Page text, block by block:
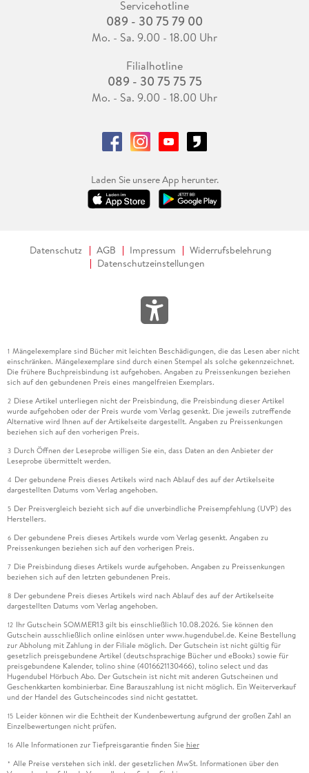
Servicehotline
089 - 30 75 79 00
Mo. - Sa. 9.00 - 18.00 Uhr
Filialhotline
089 - 30 75 75 75
Mo. - Sa. 9.00 - 18.00 Uhr
Laden Sie unsere App herunter.
Datenschutz AGB Impressum
Widerrufsbelehrung
Datenschutzeinstellungen
1 Mängelexemplare sind Bücher mit leichten Beschädigungen, die das Lesen aber nicht
einschränken. Mängelexemplare sind durch einen Stempel als solche gekennzeichnet.
Die frühere Buchpreisbindung ist aufgehoben. Angaben zu Preissenkungen beziehen
sich auf den gebundenen Preis eines mangelfreien Exemplars.
2 Diese Artikel unterliegen nicht der Preisbindung, die Preisbindung dieser Artikel
wurde aufgehoben oder der Preis wurde vom Verlag gesenkt. Die jeweils zutreffende
Alternative wird Ihnen auf der Artikelseite dargestellt. Angaben zu Preissenkungen
beziehen sich auf den vorherigen Preis.
3 Durch Öffnen der Leseprobe willigen Sie ein, dass Daten an den Anbieter der
Leseprobe übermittelt werden.
4 Der gebundene Preis dieses Artikels wird nach Ablauf des auf der Artikelseite
dargestellten Datums vom Verlag angehoben.
5 Der Preisvergleich bezieht sich auf die unverbindliche Preisempfehlung (UVP) des
Herstellers.
6 Der gebundene Preis dieses Artikels wurde vom Verlag gesenkt. Angaben zu
Preissenkungen beziehen sich auf den vorherigen Preis.
7 Die Preisbindung dieses Artikels wurde aufgehoben. Angaben zu Preissenkungen
beziehen sich auf den letzten gebundenen Preis.
8 Der gebundene Preis dieses Artikels wird nach Ablauf des auf der Artikelseite
dargestellten Datums vom Verlag angehoben.
12 Ihr Gutschein SOMMER13 gilt bis einschließlich 10.08.2026. Sie können den
Gutschein ausschließlich online einlösen unter www.hugendubel.de. Keine Bestellung
zur Abholung mit Zahlung in der Filiale möglich. Der Gutschein ist nicht gültig für
gesetzlich preisgebundene Artikel (deutschsprachige Bücher und eBooks) sowie für
preisgebundene Kalender, tolino shine (4016621130466), tolino select und das
Hugendubel Hörbuch Abo. Der Gutschein ist nicht mit anderen Gutscheinen und
Geschenkkarten kombinierbar. Eine Barauszahlung ist nicht möglich. Ein Weiterverkauf
und der Handel des Gutscheincodes sind nicht gestattet.
15 Leider können wir die Echtheit der Kundenbewertung aufgrund der großen Zahl an
Einzelbewertungen nicht prüfen.
16 Alle Informationen zur Tiefpreisgarantie finden Sie hier
* Alle Preise verstehen sich inkl. der gesetzlichen MwSt. Informationen über den